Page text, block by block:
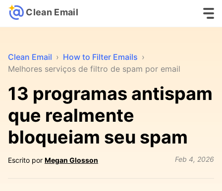
Clean Email
Clean Email › How to Filter Emails ›
Melhores serviços de filtro de spam por email
13 programas antispam
que realmente
bloqueiam seu spam
Escrito por Megan Glosson Feb 4, 2026